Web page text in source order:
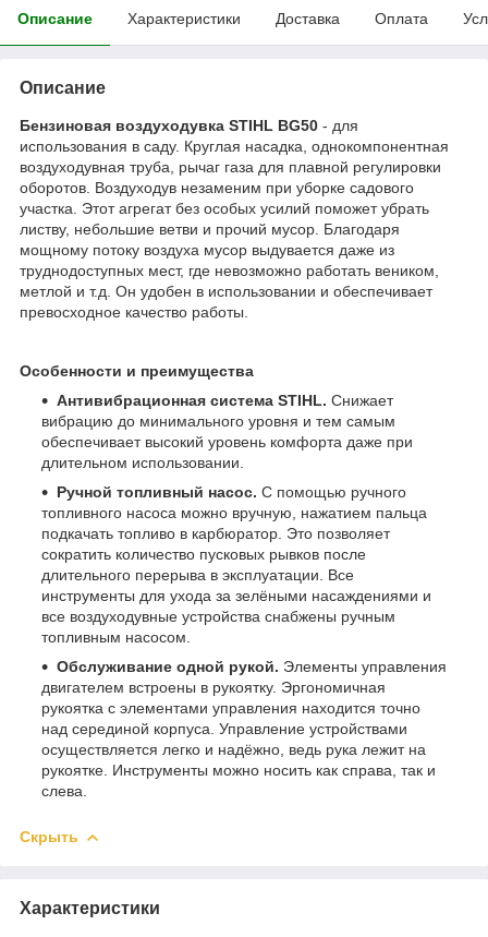
Описание Характеристики Доставка Оплата
Описание
Бензиновая воздуходувка STIHL BG50 - для
использования в саду. Круглая насадка, однокомпонентная
воздуходувная труба, рычаг газа для плавной регулировки
оборотов. Воздуходув незаменим при уборке садового
участка. Этот агрегат без особых усилий поможет убрать
листву, небольшие ветви и прочий мусор. Благодаря
мощному потоку воздуха мусор выдувается даже из
труднодоступных мест, где невозможно работать веником,
метлой и т.д. Он удобен в использовании и обеспечивает
превосходное качество работы.
Особенности и преимущества
Антивибрационная система STIHL. Снижает
вибрацию до минимального уровня и тем самым
обеспечивает высокий уровень комфорта даже при
длительном использовании.
Ручной топливный насос. С помощью ручного
топливного насоса можно вручную, нажатием пальца
подкачать топливо в карбюратор. Это позволяет
сократить количество пусковых рывков после
длительного перерыва в эксплуатации. Все
инструменты для ухода за зелёными насаждениями и
все воздуходувные устройства снабжены ручным
топливным насосом.
Обслуживание одной рукой. Элементы управления
двигателем встроены в рукоятку. Эргономичная
рукоятка с элементами управления находится точно
над серединой корпуса. Управление устройствами
осуществляется легко и надёжно, ведь рука лежит на
рукоятке. Инструменты можно носить как справа, так и
слева.
Скрыть
Характеристики